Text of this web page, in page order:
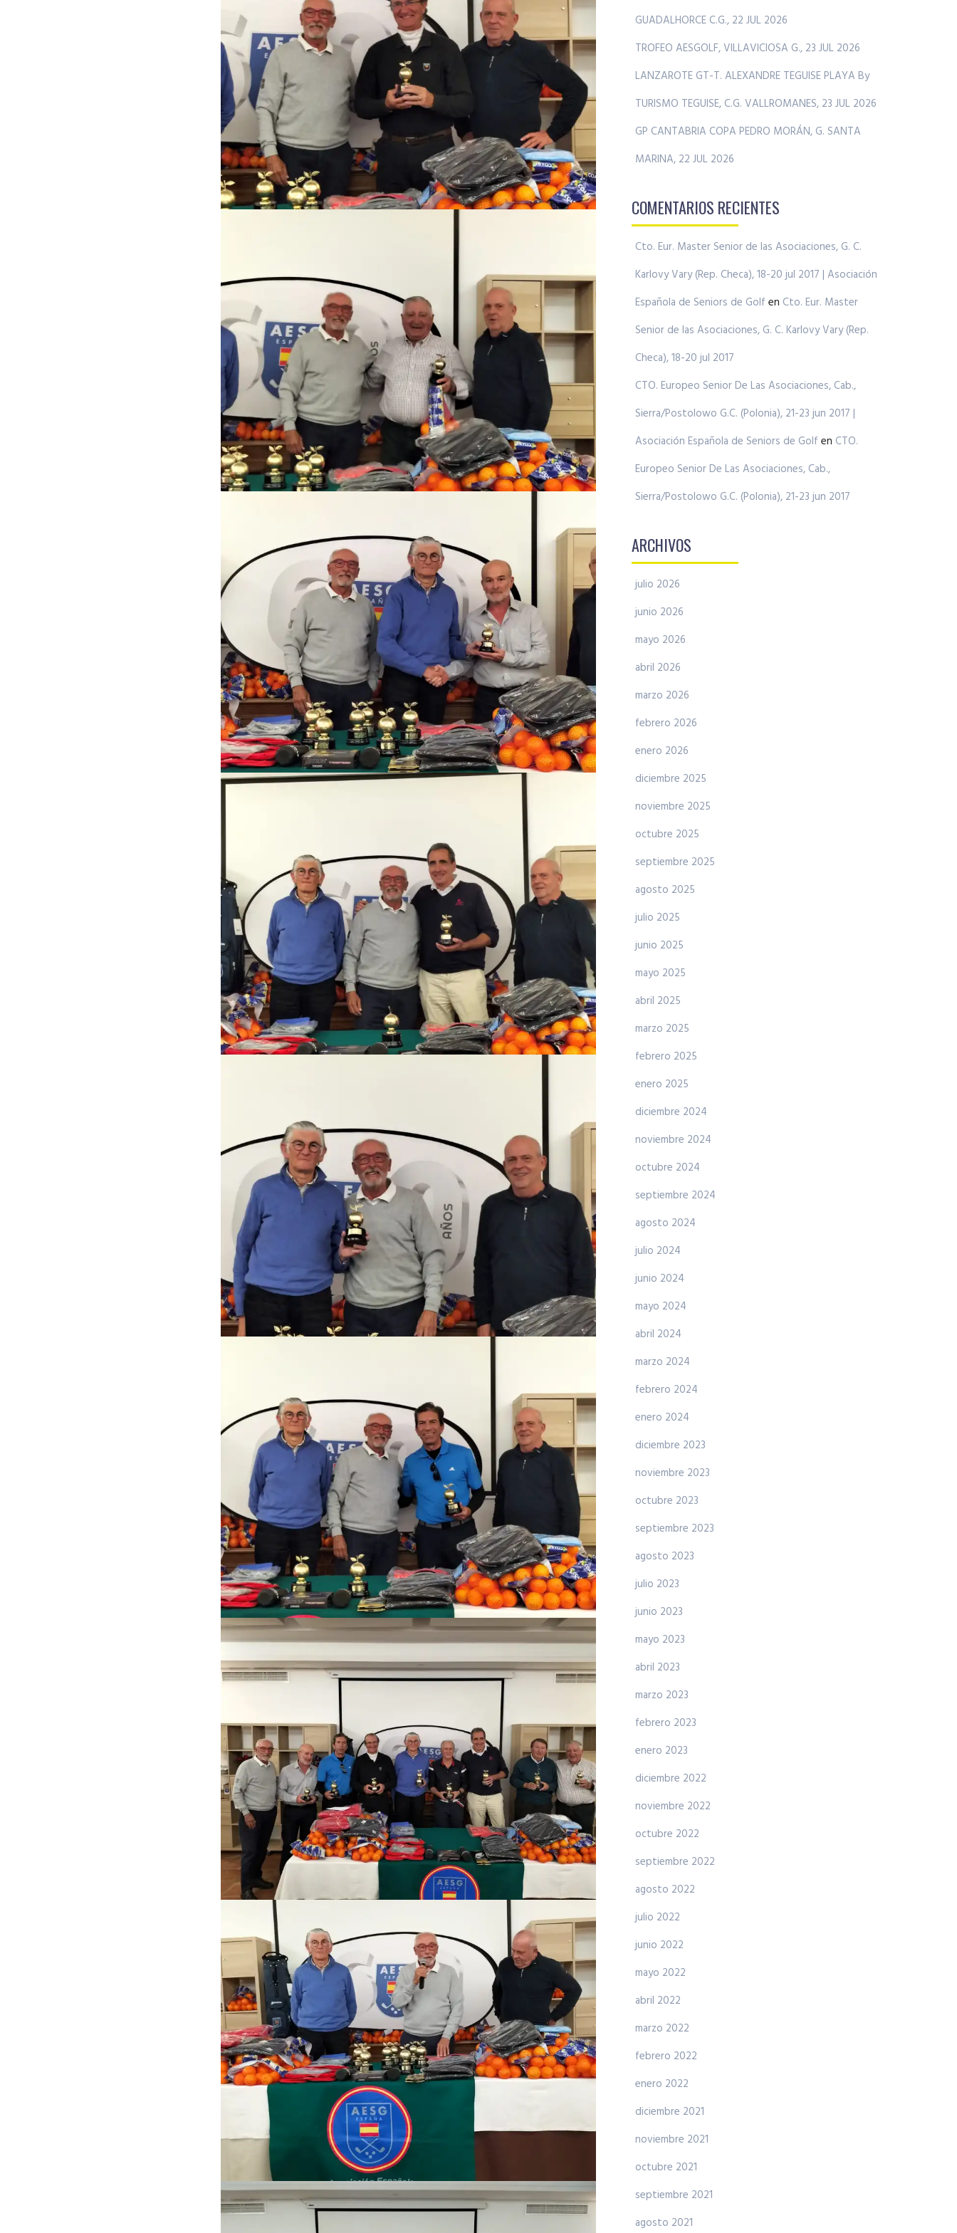
GUADALHORCE C.G., 22 JUL 2026
TROFEO AESGOLF, VILLAVICIOSA G., 23 JUL 2026
LANZAROTE GT-T. ALEXANDRE TEGUISE PLAYA By
TURISMO TEGUISE, C.G. VALLROMANES, 23 JUL 2026
GP CANTABRIA COPA PEDRO MORÁN, G. SANTA
MARINA, 22 JUL 2026
COMENTARIOS RECIENTES
Cto. Eur. Master Senior de las Asociaciones, G. C.
Karlovy Vary (Rep. Checa), 18-20 jul 2017 | Asociación
Española de Seniors de Golf en Cto. Eur. Master
Senior de las Asociaciones, G. C. Karlovy Vary (Rep.
Checa), 18-20 jul 2017
CTO. Europeo Senior De Las Asociaciones, Cab.,
Sierra/Postolowo G.C. (Polonia), 21-23 jun 2017 |
Asociación Española de Seniors de Golf en CTO.
Europeo Senior De Las Asociaciones, Cab.,
Sierra/Postolowo G.C. (Polonia), 21-23 jun 2017
ARCHIVOS
julio 2026
junio 2026
mayo 2026
abril 2026
marzo 2026
febrero 2026
enero 2026
diciembre 2025
noviembre 2025
octubre 2025
septiembre 2025
agosto 2025
julio 2025
junio 2025
mayo 2025
abril 2025
marzo 2025
febrero 2025
enero 2025
diciembre 2024
noviembre 2024
octubre 2024
septiembre 2024
agosto 2024
julio 2024
junio 2024
mayo 2024
abril 2024
marzo 2024
febrero 2024
enero 2024
diciembre 2023
noviembre 2023
octubre 2023
septiembre 2023
agosto 2023
julio 2023
junio 2023
mayo 2023
abril 2023
marzo 2023
febrero 2023
enero 2023
diciembre 2022
noviembre 2022
octubre 2022
septiembre 2022
agosto 2022
julio 2022
junio 2022
mayo 2022
abril 2022
marzo 2022
febrero 2022
enero 2022
diciembre 2021
noviembre 2021
octubre 2021
septiembre 2021
agosto 2021